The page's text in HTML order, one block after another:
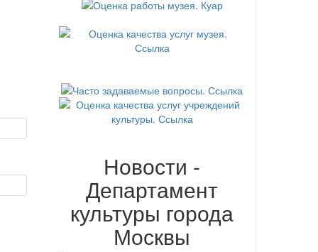
Новости -
Департамент
культуры города
Москвы